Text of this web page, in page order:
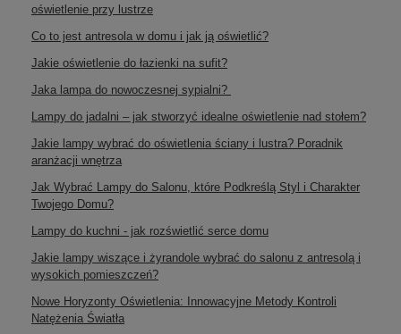
oświetlenie przy lustrze
Co to jest antresola w domu i jak ją oświetlić?
Jakie oświetlenie do łazienki na sufit?
Jaka lampa do nowoczesnej sypialni?
Lampy do jadalni – jak stworzyć idealne oświetlenie nad stołem?
Jakie lampy wybrać do oświetlenia ściany i lustra? Poradnik
aranżacji wnętrza
Jak Wybrać Lampy do Salonu, które Podkreślą Styl i Charakter
Twojego Domu?
Lampy do kuchni - jak rozświetlić serce domu
Jakie lampy wiszące i żyrandole wybrać do salonu z antresolą i
wysokich pomieszczeń?
Nowe Horyzonty Oświetlenia: Innowacyjne Metody Kontroli
Natężenia Światła